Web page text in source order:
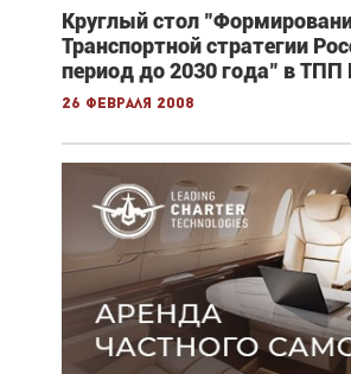
Круглый стол
Транспортной стратегии
период до 2030 года" в ТПП
26 февраля 2008